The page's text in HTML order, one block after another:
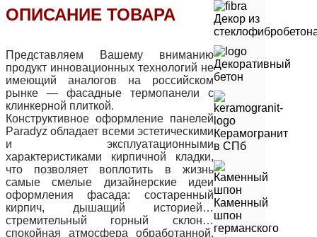
Декор из
Декоративный
бетон
Керамогранит
в СПб
Каменный
шпон
германского
ОПИСАНИЕ ТОВАРА
Представляем Вашему вниманию
продукт инновационных технологий не
имеющий аналогов на российском
рынке — фасадные термопанели с
клинкерной плиткой.
Конструктивное оформление панелей
Paradyz обладает всеми эстетическими
и эксплуатационными
характеристиками кирпичной кладки,
что позволяет воплотить в жизнь
самые смелые дизайнерские идеи
оформления фасада: состаренный
кирпич, дышащий историей…
стремительный горный склон…
спокойная атмосфера обработанной,